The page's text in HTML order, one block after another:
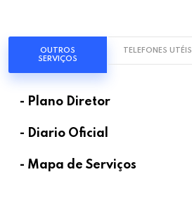
OUTROS
SERVIÇOS
TELEFONES UTÉIS
- Plano Diretor
- Diario Oficial
- Mapa de Serviços